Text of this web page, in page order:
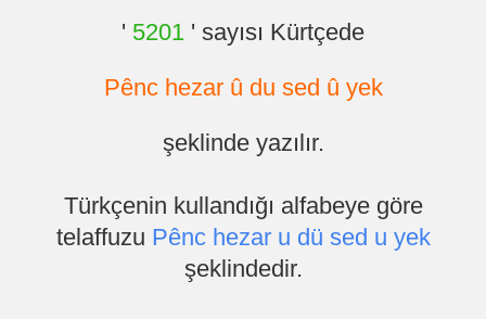
' 5201 ' sayısı Kürtçede
Pênc hezar û du sed û yek
şeklinde yazılır.
Türkçenin kullandığı alfabeye göre
telaffuzu Pênc hezar u dü sed u yek
şeklindedir.